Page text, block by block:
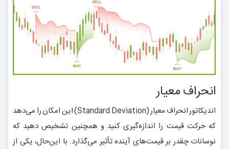
انحراف معیار
اندیکاتور انحراف معیار (Standard Deviation) این امکان را می‌دهد
که حرکت قیمت را اندازه‌گیری کنید و همچنین تشخیص دهید که
نوسانات چقدر بر قیمت‌های آینده تأثیر می‌گذارد. با این‌حال، یکی از